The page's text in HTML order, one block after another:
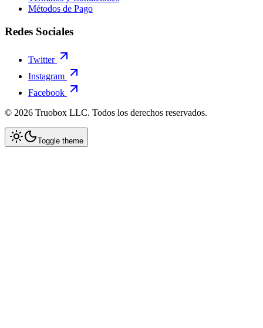
Métodos de Pago
Redes Sociales
Twitter
Instagram
Facebook
© 2026 Truobox LLC. Todos los derechos reservados.
Toggle theme